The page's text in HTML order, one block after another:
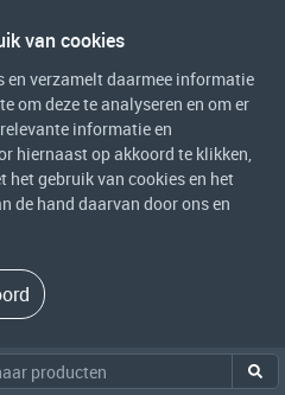
van cookies
en verzamelt daarmee informatie
om deze te analyseren en om er
informatie en
hiernaast op akkoord te klikken,
het gebruik van cookies en het
de hand daarvan door ons en